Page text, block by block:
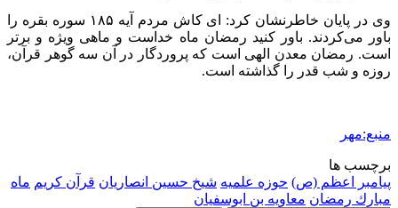
وی در پایان خاطرنشان کرد: ای
کاش مردم آیه ۱۸۵ سوره بقره را
باور می‌کردند. باور کنید رمضان ماه خداست و ماهی ویژه و برتر
است. رمضان معدن الهی است که پروردگار در آن سه گوهر قرآن،
روزه و شب قدر را گذاشته است.
منبع:مهر
برچسب ها
پیامبر اعظم (ص) حوزه علمیه شیخ حسین انصاریان قرآن کریم ماه
مبارك رمضان معاویه بن ابوسفیان